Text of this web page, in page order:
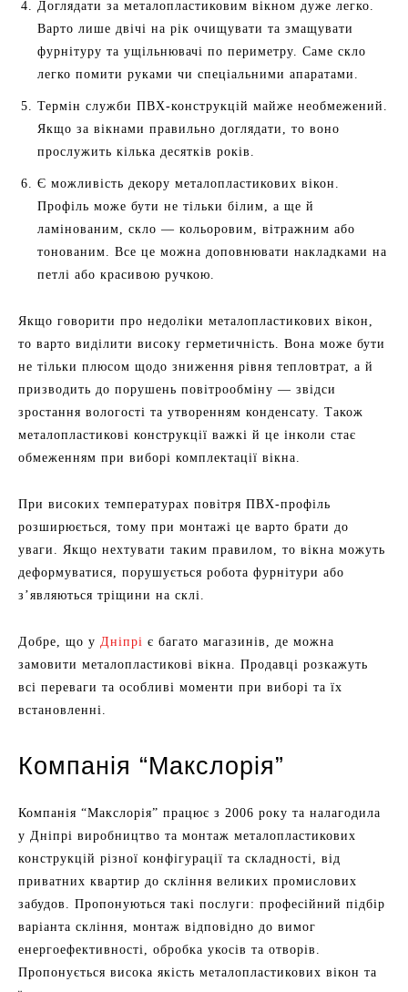
Доглядати за металопластиковим вікном дуже легко.
Варто лише двічі на рік очищувати та змащувати
фурнітуру та ущільнювачі по периметру. Саме скло
легко помити руками чи спеціальними апаратами.
Термін служби ПВХ-конструкцій майже необмежений.
Якщо за вікнами правильно доглядати, то воно
прослужить кілька десятків років.
Є можливість декору металопластикових вікон.
Профіль може бути не тільки білим, а ще й
ламінованим, скло — кольоровим, вітражним або
тонованим. Все це можна доповнювати накладками на
петлі або красивою ручкою.
Якщо говорити про недоліки металопластикових вікон,
то варто виділити високу герметичність. Вона може бути
не тільки плюсом щодо зниження рівня тепловтрат, а й
призводить до порушень повітрообміну — звідси
зростання вологості та утворенням конденсату. Також
металопластикові конструкції важкі й це інколи стає
обмеженням при виборі комплектації вікна.
При високих температурах повітря ПВХ-профіль
розширюється, тому при монтажі це варто брати до
уваги. Якщо нехтувати таким правилом, то вікна можуть
деформуватися, порушується робота фурнітури або
з’являються тріщини на склі.
Добре, що у Дніпрі є багато магазинів, де можна
замовити металопластикові вікна. Продавці розкажуть
всі переваги та особливі моменти при виборі та їх
встановленні.
Компанія “Макслорія”
Компанія “Макслорія” працює з 2006 року та налагодила
у Дніпрі виробництво та монтаж металопластикових
конструкцій різної конфігурації та складності, від
приватних квартир до скління великих промислових
забудов. Пропонуються такі послуги: професійний підбір
варіанта скління, монтаж відповідно до вимог
енергоефективності, обробка укосів та отворів.
Пропонується висока якість металопластикових вікон та